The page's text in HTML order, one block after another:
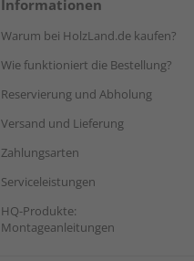
Informationen
Warum bei HolzLand.de kaufen?
Wie funktioniert die Bestellung?
Reservierung und Abholung
Versand und Lieferung
Zahlungsarten
Serviceleistungen
HQ-Produkte:
Montageanleitungen